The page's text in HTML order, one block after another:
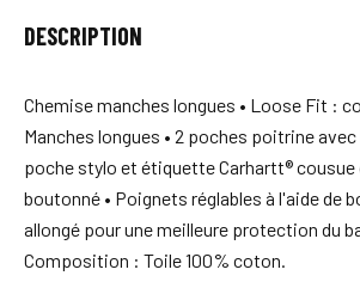
DESCRIPTION
Chemise manches longues • Loose Fit :
Manches longues • 2 poches poitrine
poche stylo et étiquette Carhartt® cousue
boutonné • Poignets réglables à l'aide de
allongé pour une meilleure protection du
Composition : Toile 100% coton.